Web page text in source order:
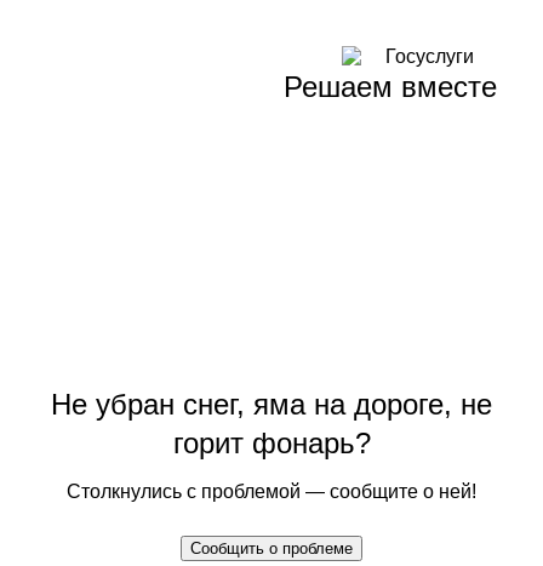
Решаем вместе
Не убран снег, яма на дороге, не
горит фонарь?
Столкнулись с проблемой — сообщите о ней!
Сообщить о проблеме